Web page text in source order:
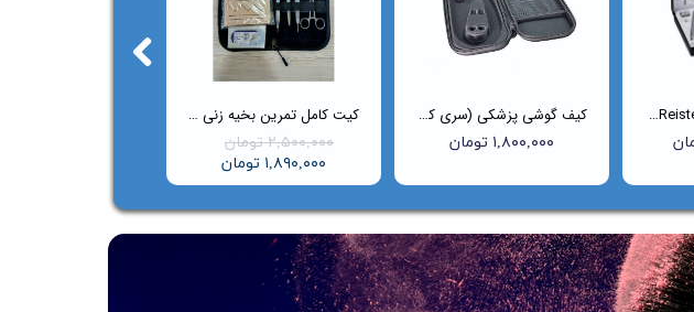
کیت کامل تمرین بخیه‌ زنی Suture Master
۲,۵۰۰,۰۰۰ تومان
۱,۸۹۰,۰۰۰ تومان
کیف گوشی پزشکی (سری کلاسیک)
۱,۸۰۰,۰۰۰ تومان
ست معاینه ریشتر (Reister) مدل 2050